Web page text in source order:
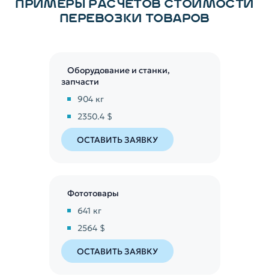
ПРИМЕРЫ РАСЧЕТОВ СТОИМОСТИ
ПЕРЕВОЗКИ ТОВАРОВ
Оборудование и станки,
запчасти
904 кг
2350.4 $
ОСТАВИТЬ ЗАЯВКУ
Фототовары
641 кг
2564 $
ОСТАВИТЬ ЗАЯВКУ